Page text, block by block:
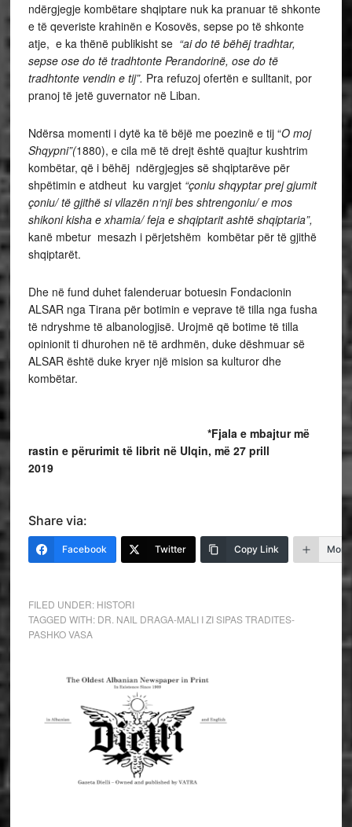
ndërgjegje kombëtare shqiptare nuk ka pranuar të shkonte
e të qeveriste krahinën e Kosovës, sepse po të shkonte
atje, e ka thënë publikisht se “ai do të bëhëj tradhtar,
sepse ose do të tradhtonte Perandorinë, ose do të
tradhtonte vendin e tij”. Pra refuzoj ofertën e sulltanit, por
pranoj të jetë guvernator në Liban.
Ndërsa momenti i dytë ka të bëjë me poezinë e tij “O moj
Shqypni”(1880), e cila më të drejt është quajtur kushtrim
kombëtar, që i bëhëj ndërgjegjes së shqiptarëve për
shpëtimin e atdheut ku vargjet “çoniu shqyptar prej gjumit
çoniu/ të gjithë si vllazën n‘nji bes shtrengoniu/ e mos
shikoni kisha e xhamia/ feja e shqiptarit ashtë shqiptaria”,
kanë mbetur mesazh i përjetshëm kombëtar për të gjithë
shqiptarët.
Dhe në fund duhet falenderuar botuesin Fondacionin
ALSAR nga Tirana për botimin e veprave të tilla nga fusha
të ndryshme të albanologjisë. Urojmë që botime të tilla
opinionit ti dhurohen në të ardhmën, duke dëshmuar së
ALSAR është duke kryer një mision sa kulturor dhe
kombëtar.
*Fjala e mbajtur më
rastin e përurimit të librit në Ulqin, më 27 prill
Share via:
Facebook Twitter Copy Link More
FILED UNDER: HISTORI
TAGGED WITH: DR. NAIL DRAGA-MALI I ZI SIPAS TRADITES-
PASHKO VASA